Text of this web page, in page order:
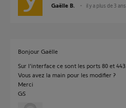
Gaëlle B. il y a plus de 3 ans
Bonjour Gaëlle
Sur l’interface ce sont les ports 80 et 443.
Vous avez la main pour les modifier ?
Merci
GS